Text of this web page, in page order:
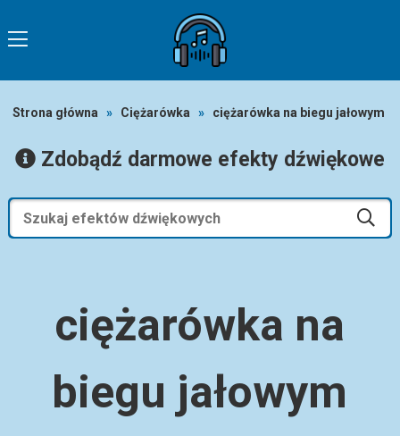
Strona główna » Ciężarówka » ciężarówka na biegu jałowym
Zdobądź darmowe efekty dźwiękowe
ciężarówka na
biegu jałowym